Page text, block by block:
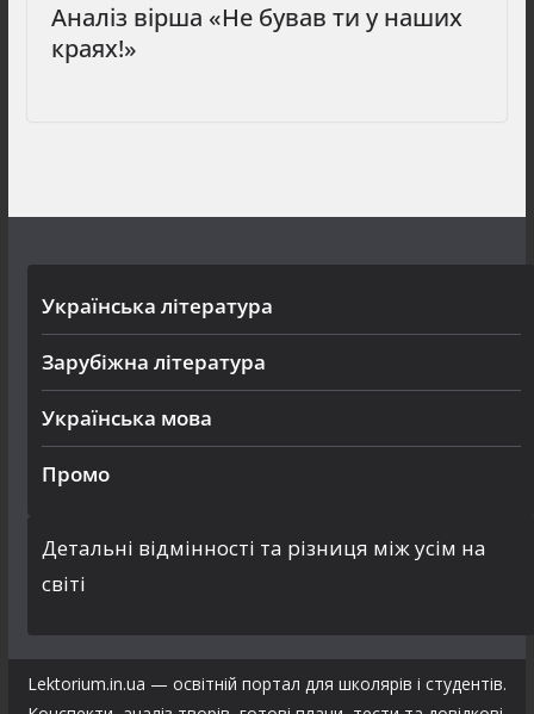
Аналіз вірша «Не бував ти у наших
краях!»
Українська література
Зарубіжна література
Українська мова
Промо
Детальні відмінності та різниця між усім на
світі
Lektorium.in.ua — освітній портал для школярів і студентів.